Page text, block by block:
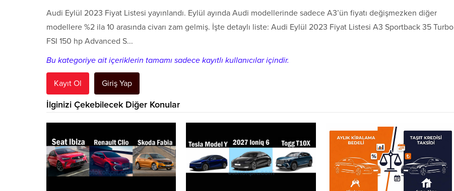
Audi Eylül 2023 Fiyat Listesi yayınlandı. Eylül ayında Audi modellerinde sadece A3’ün fiyatı değişmezken diğer
modellere %2 ila 10 arasında civarı zam gelmiş. İşte detaylı liste: Audi Eylül 2023 Fiyat Listesi A3 Sportback 35 Turbo
FSI 150 hp Advanced S...
Bu kategoriye ait içeriklerin tamamı sadece kayıtlı kullanıcılar içindir.
Kayıt Ol Giriş Yap
İlginizi Çekebilecek Diğer Konular